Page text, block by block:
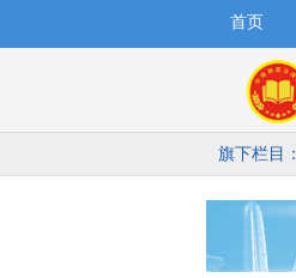
首页
旗下栏目：